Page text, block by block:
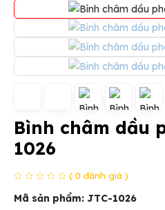
Bình châm dầu
1026
( 0 đánh giá )
Mã sản phẩm: JTC-1026